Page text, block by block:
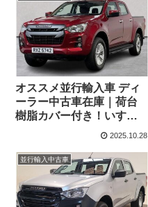
オススメ並行輸入車 ディ
ーラー中古車在庫｜荷台
樹脂カバー付き！いすゞ
D-MAX 1.9 ダブルキャブ
ル
2025.10.28
並行輸入中古車